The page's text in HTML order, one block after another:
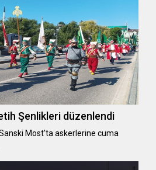
Şenlikleri düzenlendi
Most'ta askerlerine cuma